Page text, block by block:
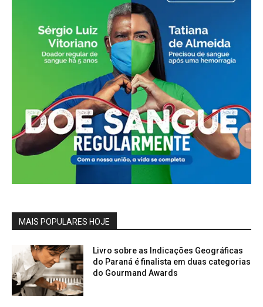
MAIS POPULARES HOJE
Livro sobre as Indicações Geográficas
do Paraná é finalista em duas categorias
do Gourmand Awards